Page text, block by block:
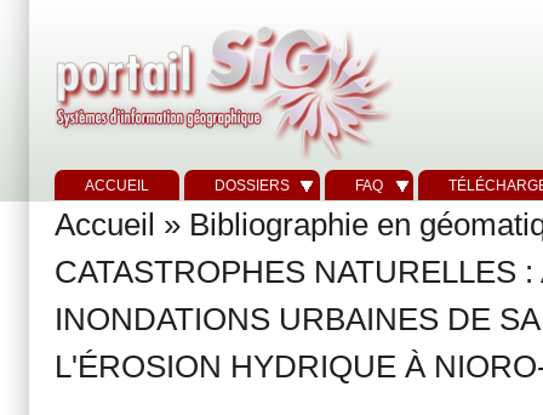
ACCUEIL DOSSIERS FAQ
Accueil » Bibliographie en
CATASTROPHES NATURELLES
INONDATIONS URBAINES DE
L'ÉROSION HYDRIQUE À